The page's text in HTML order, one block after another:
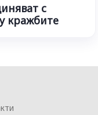
с
кражбите